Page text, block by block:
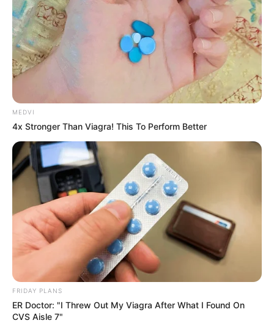
MEDVI
4x Stronger Than Viagra! This To Perform Better
FRIDAY PLANS
ER Doctor: "I Threw Out My Viagra After What I Found On
CVS Aisle 7"